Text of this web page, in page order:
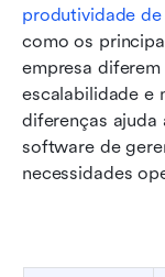
produtividade
como os
empresa
escalabilidade e
diferenças ajuda
software de
necessidades